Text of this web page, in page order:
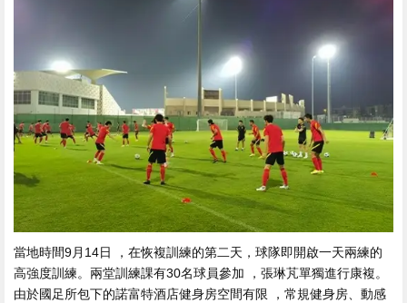
當地時間9月14日 ，在恢複訓練的第二天，球隊即開啟一天兩練的
高強度訓練 。兩堂訓練課有30名球員參加 ，張琳芃單獨進行康複。
由於國足所包下的諾富特酒店健身房空間有限  ，常規健身房、動感